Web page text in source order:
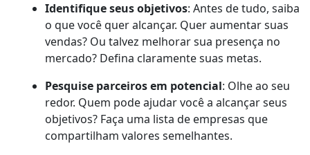
Identifique seus objetivos: Antes de tudo, saiba
o que você quer alcançar. Quer aumentar suas
vendas? Ou talvez melhorar sua presença no
mercado? Defina claramente suas metas.
Pesquise parceiros em potencial: Olhe ao seu
redor. Quem pode ajudar você a alcançar seus
objetivos? Faça uma lista de empresas que
compartilham valores semelhantes.